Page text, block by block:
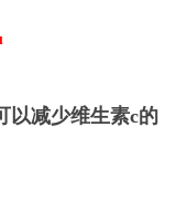
以减少维生素c的